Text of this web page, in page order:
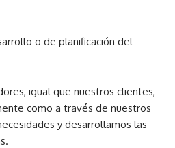
o de planificación del
igual que nuestros clientes,
como a través de nuestros
y desarrollamos las